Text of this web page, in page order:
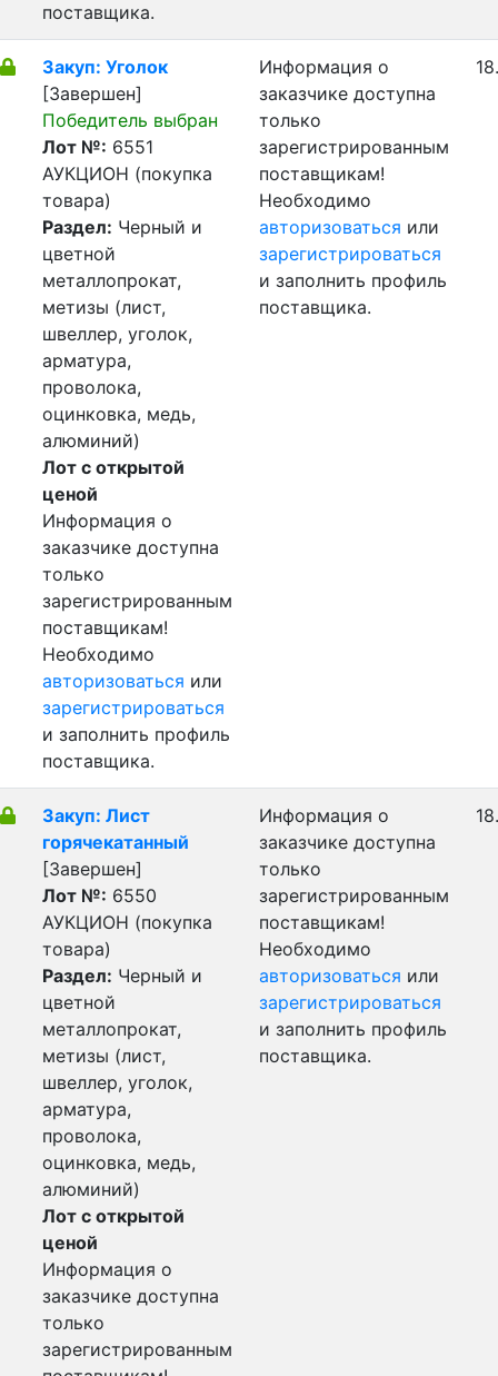
поставщика.
Закуп: Уголок
[Завершен]
Победитель выбран
Лот №: 6551
АУКЦИОН (покупка
товара)
Раздел: Черный и
цветной
металлопрокат,
метизы (лист,
швеллер, уголок,
арматура,
проволока,
оцинковка, медь,
алюминий)
Лот с открытой
ценой
Информация о
заказчике доступна
только
зарегистрированным
поставщикам!
Необходимо
авторизоваться или
зарегистрироваться
и заполнить профиль
поставщика.
Информация о
заказчике доступна
только
зарегистрированным
поставщикам!
Необходимо
авторизоваться или
зарегистрироваться
и заполнить профиль
поставщика.
Закуп: Лист
горячекатанный
[Завершен]
Лот №: 6550
АУКЦИОН (покупка
товара)
Раздел: Черный и
цветной
металлопрокат,
метизы (лист,
швеллер, уголок,
арматура,
проволока,
оцинковка, медь,
алюминий)
Лот с открытой
ценой
Информация о
заказчике доступна
только
зарегистрированным
Информация о
заказчике доступна
только
зарегистрированным
поставщикам!
Необходимо
авторизоваться или
зарегистрироваться
и заполнить профиль
поставщика.